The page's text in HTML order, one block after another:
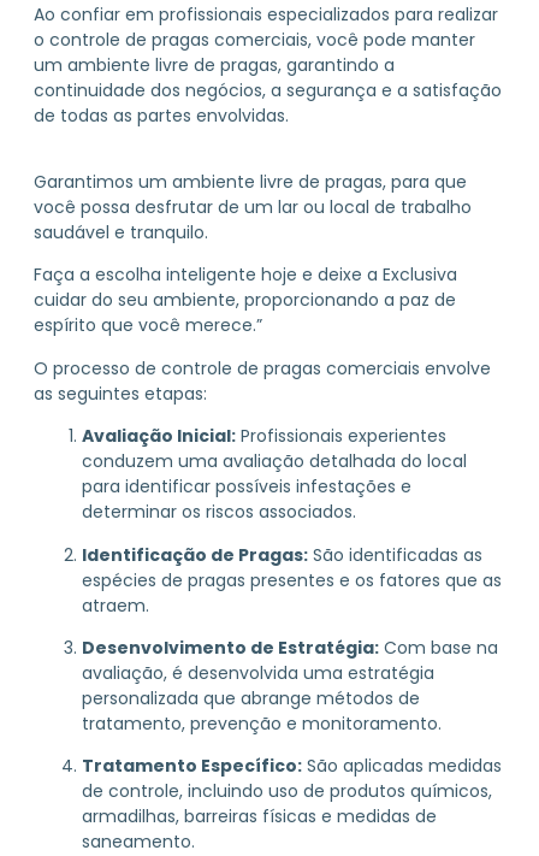
Ao confiar em profissionais especializados para realizar
o controle de pragas comerciais, você pode manter
um ambiente livre de pragas, garantindo a
continuidade dos negócios, a segurança e a satisfação
de todas as partes envolvidas.
Garantimos um ambiente livre de pragas, para que
você possa desfrutar de um lar ou local de trabalho
saudável e tranquilo.
Faça a escolha inteligente hoje e deixe a Exclusiva
cuidar do seu ambiente, proporcionando a paz de
espírito que você merece.”
O processo de controle de pragas comerciais envolve
as seguintes etapas:
Avaliação Inicial: Profissionais experientes
conduzem uma avaliação detalhada do local
para identificar possíveis infestações e
determinar os riscos associados.
Identificação de Pragas: São identificadas as
espécies de pragas presentes e os fatores que as
atraem.
Desenvolvimento de Estratégia: Com base na
avaliação, é desenvolvida uma estratégia
personalizada que abrange métodos de
tratamento, prevenção e monitoramento.
Tratamento Específico: São aplicadas medidas
de controle, incluindo uso de produtos químicos,
armadilhas, barreiras físicas e medidas de
saneamento.